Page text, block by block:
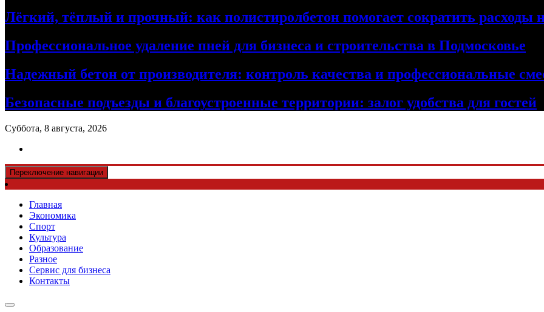
Лёгкий, тёплый и прочный: как полистиролбетон помогает сократить расходы
Профессиональное удаление пней для бизнеса и строительства в Подмосковье
Надежный бетон от производителя: контроль качества и профессиональные
Безопасные подъезды и благоустроенные территории: залог удобства для гостей
Суббота, 8 августа, 2026
Переключение навигации
Главная
Экономика
Спорт
Культура
Образование
Разное
Сервис для бизнеса
Контакты